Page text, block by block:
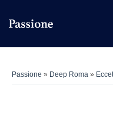
Passione » Deep Roma »